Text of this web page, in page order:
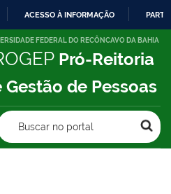
IR
PARA
CONTEÚDO
ACESSO À INFORMAÇÃO
FEDERAL DO RECÔNCAVO DA BAHIA
Pró-Reitoria
Gestão de Pessoas
Buscar no portal